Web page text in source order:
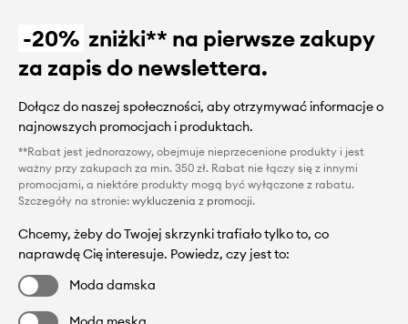
-20% zniżki** na pierwsze zakupy
za zapis do newslettera.
Dołącz do naszej społeczności, aby otrzymywać informacje o
najnowszych promocjach i produktach.
**Rabat jest jednorazowy, obejmuje nieprzecenione produkty i jest
ważny przy zakupach za min. 350 zł. Rabat nie łączy się z innymi
promocjami, a niektóre produkty mogą być wyłączone z rabatu.
Szczegóły na stronie: wykluczenia z promocji.
Chcemy, żeby do Twojej skrzynki trafiało tylko to, co
naprawdę Cię interesuje. Powiedz, czy jest to:
Moda damska